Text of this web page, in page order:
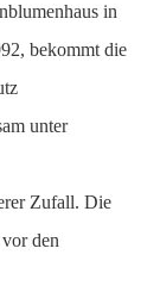
in
bekommt die
unter
Zufall. Die
den